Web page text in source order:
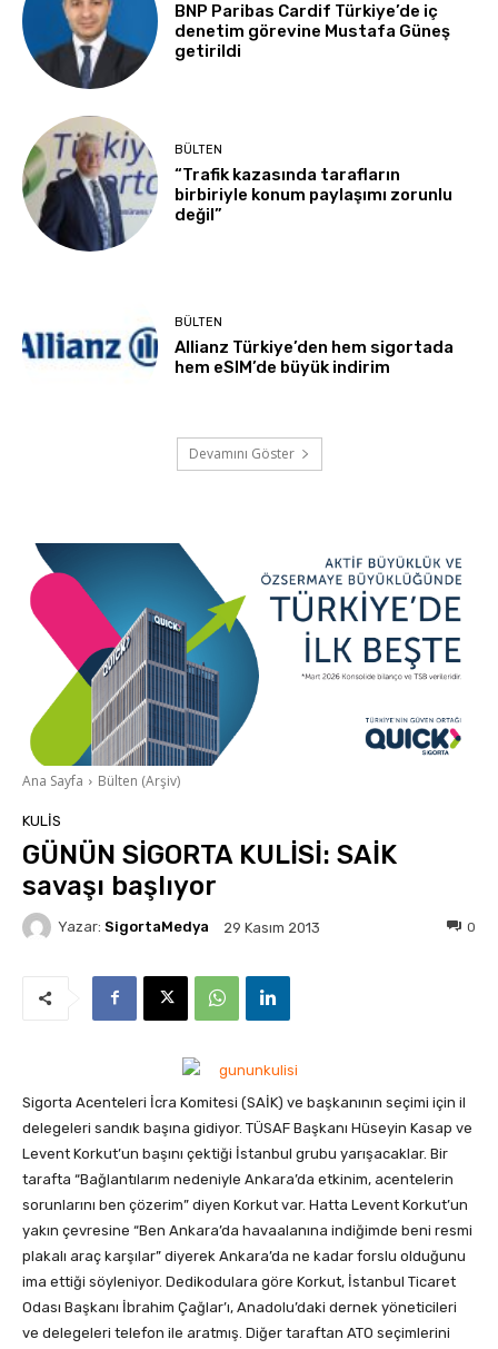
BNP Paribas Cardif Türkiye’de iç
denetim görevine Mustafa Güneş
getirildi
BÜLTEN
“Trafik kazasında tarafların
birbiriyle konum paylaşımı zorunlu
değil”
BÜLTEN
Allianz Türkiye’den hem sigortada
hem eSIM’de büyük indirim
Devamını Göster